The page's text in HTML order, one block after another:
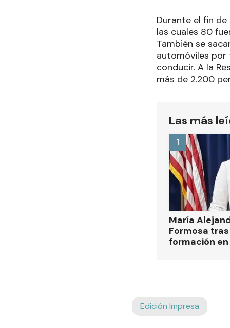
Durante el fin
las cuales 80
También se
automóviles por
conducir. A la
más de 2.200
Las más
María
Formosa
formación
1
Edición Impresa